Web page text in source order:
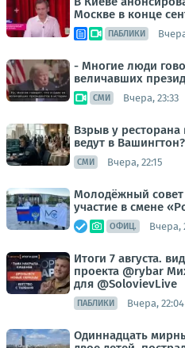
Москве в конце
ПАБЛИКИ
- Многие люди
величавших
СМИ Вчера, 23:33
Взрыв у
ведут в Вашингтон?
СМИ Вчера, 22:15
Молодёжный совет
участие в смене
ОФИЦ. Вчера,
Итоги 7 августа.
проекта @rybar
для @SolovievLive
ПАБЛИКИ Вчера, 22:04
Одиннадцать